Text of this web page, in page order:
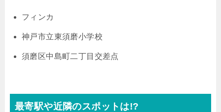
フィンカ
神戸市立東須磨小学校
須磨区中島町二丁目交差点
最寄駅や近隣のスポットは!?